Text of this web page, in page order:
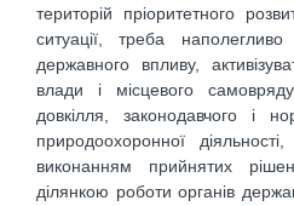
територій пріоритетного
ситуації, треба
державного впливу,
влади і місцевого
довкілля, законодавчого і
природоохоронної
виконанням прийнятих
ділянкою роботи органів